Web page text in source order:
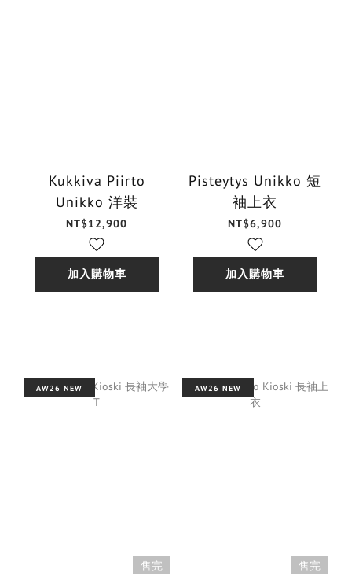
Kukkiva Piirto
Unikko 洋裝
NT$12,900
加入購物車
Pisteytys Unikko 短
袖上衣
NT$6,900
加入購物車
AW26 NEW
售完
AW26 NEW
售完